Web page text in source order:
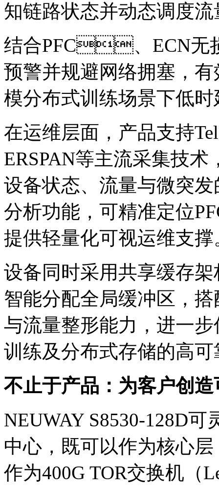
知链路状态并动态调度流
结合PFC、ECN无损
预警并规避网络拥塞，
模分布式训练场景下低时
在运维层面，产品
ERSPAN等主流采集技术
设备状态、流量与微
分析功能，可精准定位
提供轻量化可视运维支撑
设备同时采用共享缓存架
智能分配全局缓冲区，
与流量整形能力，进一
训练及分布式存储的高
不止于产品：为客户创
NEUWAY S8530-128D
中心，既可以作为核心
作为400G TOR交换机（